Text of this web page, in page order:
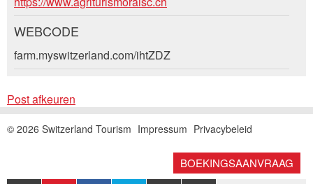
Nachricht
* Invoer vereist
Sluiten
BOEKINGSAANVRAAG
Aankomst *
ma di wo do vr za
zo
30 1
AUGUSTUS 2026
do za
27
28 29 30 31 1 2
WEBCODE
farm.myswitzerland.com/ihtZDZ
Post afkeuren
© 2026 Switzerland Tourism Impressum Privacybeleid